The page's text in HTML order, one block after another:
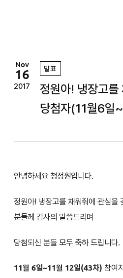
Nov
16
2017
발표
정원아! 냉장고
당첨자(11월6일
안녕하세요 청정원입니다.
정원아! 냉장고를 채워줘에 관심을
분들께 감사의 말씀드리며
당첨되신 분들 모두 축하 드립니다.
11월 6일~11월 12일(43차) 참여